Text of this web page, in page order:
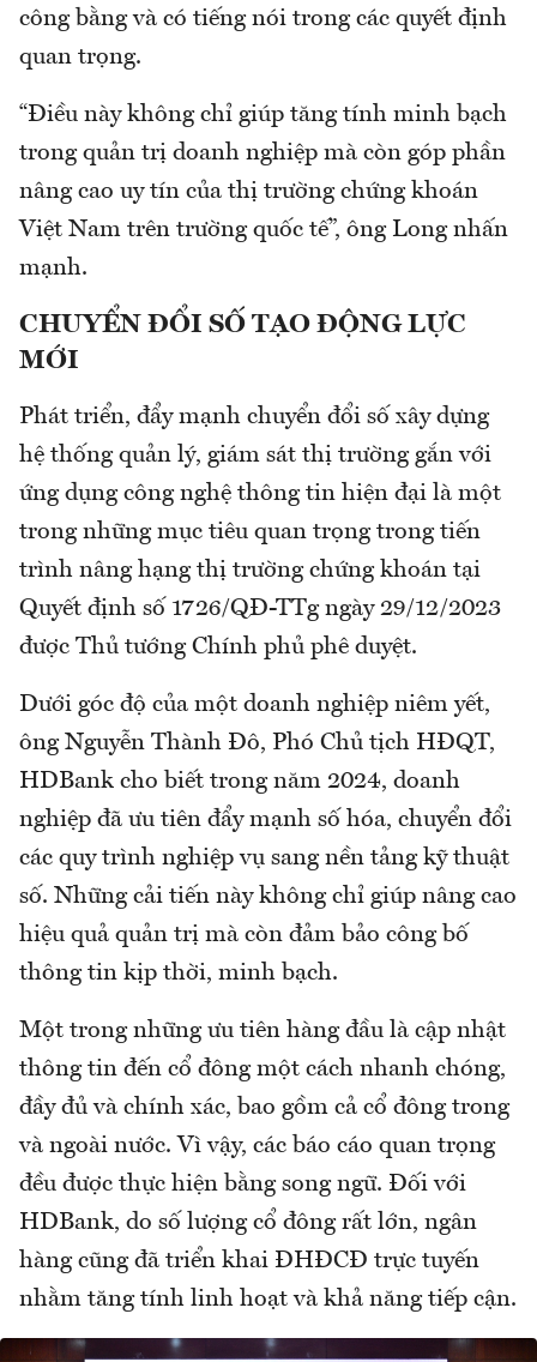
công bằng và có tiếng nói trong các quyết định
quan trọng.
“Điều này không chỉ giúp tăng tính minh bạch
trong quản trị doanh nghiệp mà còn góp phần
nâng cao uy tín của thị trường chứng khoán
Việt Nam trên trường quốc tế”, ông Long nhấn
mạnh.
CHUYỂN ĐỔI SỐ TẠO ĐỘNG LỰC
MỚI
Phát triển, đẩy mạnh chuyển đổi số xây dựng
hệ thống quản lý, giám sát thị trường gắn với
ứng dụng công nghệ thông tin hiện đại là một
trong những mục tiêu quan trọng trong tiến
trình nâng hạng thị trường chứng khoán tại
Quyết định số 1726/QĐ-TTg ngày 29/12/2023
được Thủ tướng Chính phủ phê duyệt.
Dưới góc độ của một doanh nghiệp niêm yết,
ông Nguyễn Thành Đô, Phó Chủ tịch HĐQT,
HDBank cho biết trong năm 2024, doanh
nghiệp đã ưu tiên đẩy mạnh số hóa, chuyển đổi
các quy trình nghiệp vụ sang nền tảng kỹ thuật
số. Những cải tiến này không chỉ giúp nâng cao
hiệu quả quản trị mà còn đảm bảo công bố
thông tin kịp thời, minh bạch.
Một trong những ưu tiên hàng đầu là cập nhật
thông tin đến cổ đông một cách nhanh chóng,
đầy đủ và chính xác, bao gồm cả cổ đông trong
và ngoài nước. Vì vậy, các báo cáo quan trọng
đều được thực hiện bằng song ngữ. Đối với
HDBank, do số lượng cổ đông rất lớn, ngân
hàng cũng đã triển khai ĐHĐCĐ trực tuyến
nhằm tăng tính linh hoạt và khả năng tiếp cận.